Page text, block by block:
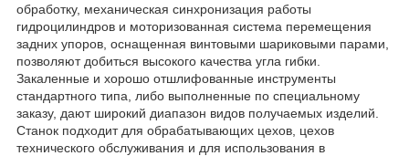
обработку, механическая синхронизация работы
гидроцилиндров и моторизованная система перемещения
задних упоров, оснащенная винтовыми шариковыми парами,
позволяют добиться высокого качества угла гибки.
Закаленные и хорошо отшлифованные инструменты
стандартного типа, либо выполненные по специальному
заказу, дают широкий диапазон видов получаемых изделий.
Станок подходит для обрабатывающих цехов, цехов
технического обслуживания и для использования в